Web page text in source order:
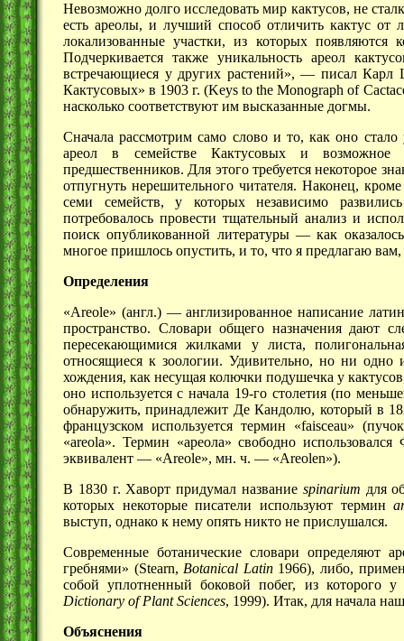
Невозможно долго исследовать мир кактусов, не
есть ареолы, и лучший способ отличить кактус от
локализованные участки, из которых
Подчеркивается также уникальность ареол
встречающиеся у других растений», — писал Карл
Кактусовых» в 1903 г. (Keys to the Monograph of
насколько соответствуют им высказанные догмы.
Сначала рассмотрим само слово и то, как оно
ареол в семействе Кактусовых и возможное
предшественников. Для этого требуется некоторое
отпугнуть нерешительного читателя. Наконец,
семи семейств, у которых независимо
потребовалось провести тщательный анализ и
поиск опубликованной литературы — как
многое пришлось опустить, и то, что я предлагаю
Определения
«Areole» (англ.) — англизированное написание
пространство. Словари общего назначения дают
пересекающимися жилками у листа,
относящиеся к зоологии. Удивительно, но ни одно
хождения, как несущая колючки подушечка у
оно используется с начала 19-гостолетия (по
обнаружить, принадлежит Де Кандолю, который в
французском используется термин «faisceau»
«areola». Термин «ареола» свободно
эквивалент — «Areole», мн. ч. — «Areolen»).
В 1830 г. Хаворт придумал название spinarium для
которых некоторые писатели используют термин
выступ, однако к нему опять никто не прислушался.
Современные ботанические словари определяют
гребнями» (Stearn,Botanical Latin1966), либо,
собой уплотненный боковой побег, из которого
Dictionary of Plant Sciences, 1999). Итак, для начала
Объяснения